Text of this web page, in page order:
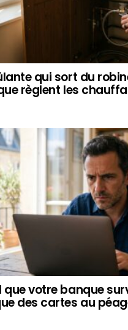
qui sort du
règlent les
que votre banque
des cartes au